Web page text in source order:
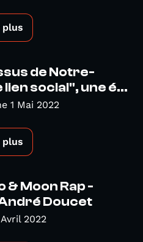
plus
de Notre-
lien social", une é...
1 Mai 2022
plus
& Moon Rap -
Doucet
2022